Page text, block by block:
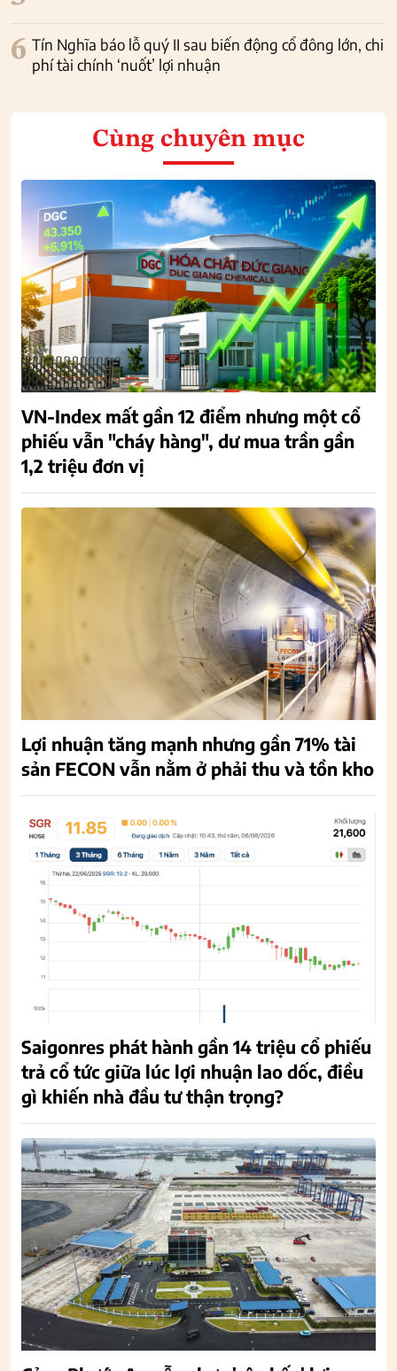
6 Tín Nghĩa báo lỗ quý II sau biến động cổ đông lớn, chi
phí tài chính ‘nuốt’ lợi nhuận
Cùng chuyên mục
VN-Index mất gần 12 điểm nhưng một cổ
phiếu vẫn "cháy hàng", dư mua trần gần
1,2 triệu đơn vị
Lợi nhuận tăng mạnh nhưng gần 71% tài
sản FECON vẫn nằm ở phải thu và tồn kho
Saigonres phát hành gần 14 triệu cổ phiếu
trả cổ tức giữa lúc lợi nhuận lao dốc, điều
gì khiến nhà đầu tư thận trọng?